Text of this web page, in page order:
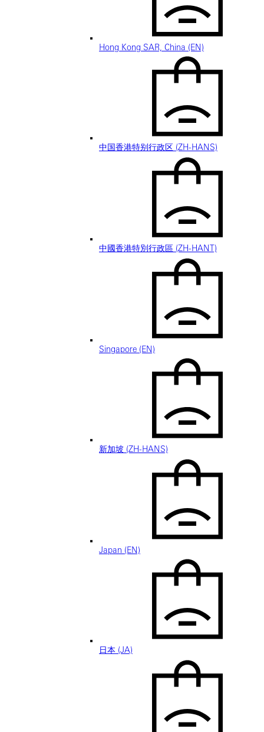
Hong Kong SAR, China (EN)
中国香港特别行政区 (ZH-HANS)
中國香港特別行政區 (ZH-HANT)
Singapore (EN)
新加坡 (ZH-HANS)
Japan (EN)
日本 (JA)